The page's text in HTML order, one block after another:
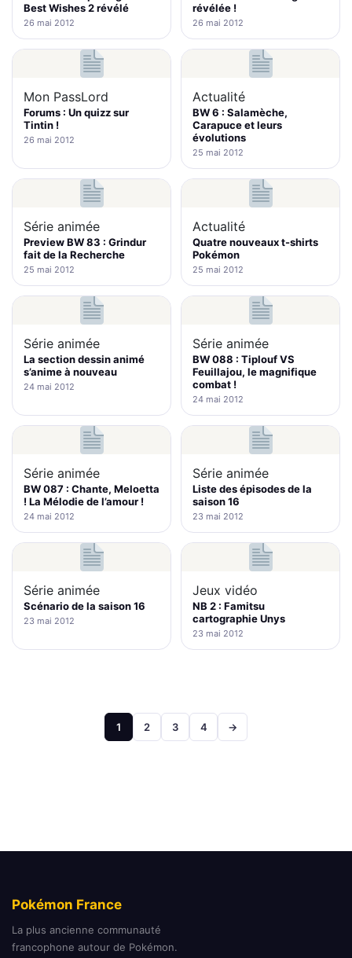
Best Wishes 2 révélé
26 mai 2012
révélée !
26 mai 2012
Mon PassLord
Forums : Un quizz sur
Tintin !
26 mai 2012
Actualité
BW 6 : Salamèche,
Carapuce et leurs
évolutions
25 mai 2012
Série animée
Preview BW 83 : Grindur
fait de la Recherche
25 mai 2012
Actualité
Quatre nouveaux t-shirts
Pokémon
25 mai 2012
Série animée
La section dessin animé
s’anime à nouveau
24 mai 2012
Série animée
BW 088 : Tiplouf VS
Feuillajou, le magnifique
combat !
24 mai 2012
Série animée
BW 087 : Chante, Meloetta
! La Mélodie de l’amour !
24 mai 2012
Série animée
Liste des épisodes de la
saison 16
23 mai 2012
Série animée
Scénario de la saison 16
23 mai 2012
Jeux vidéo
NB 2 : Famitsu
cartographie Unys
23 mai 2012
Pagination
1 2 3 4 →
Pokémon France
La plus ancienne communauté
francophone autour de Pokémon.